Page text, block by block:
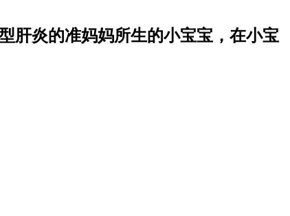
肝炎的准妈妈所生的小宝宝，在小宝